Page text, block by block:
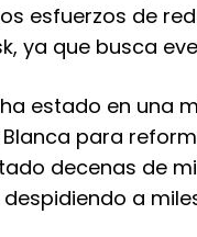
esfuerzos de
ya que busca
estado en una
para
decenas de
a